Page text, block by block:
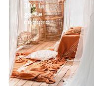
30+ la
gente
compró